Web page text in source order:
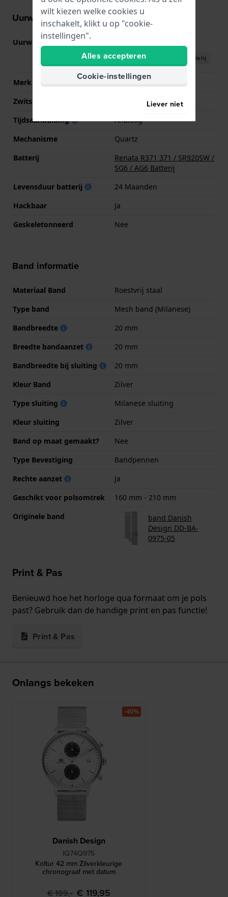
Uurwerk informatie
Uurwerk nr.
Download handboek (English)
Merk uurwerk
Seiko Instruments Inc.
Zwitsers uurwerk
Tijdsaanduiding
Analoog
Mechanisme
Quartz
Batterij
Renata R371 371 / SR920SW /
SG6 / AG6 Batterij
Levensduur batterij
24 Maanden
Hackbaar
Ja
Geskeletonneerd
Nee
Band informatie
Materiaal Band
Roestvrij staal
Type band
Mesh band (Milanese)
Bandbreedte
20 mm
Breedte bandaanzet
20 mm
Bandbreedte bij sluiting
20 mm
Kleur Band
Zilver
Type sluiting
Milanese sluiting
Kleur sluiting
Zilver
Band op maat gemaakt?
Nee
Type Bevestiging
Bandpennen
Rechte aanzet
Ja
Geschikt voor polsomtrek
160 mm - 210 mm
Originele band
band Danish
Design DD-BA-
0975-05
Print & Pas
Benieuwd hoe het horloge qua formaat om je pols
past? Gebruik dan de handige print en pas functie!
Print & Pas
Onlangs bekeken
Danish Design
IQ74Q975
Koltur 42 mm Zilverkleurige
chronograaf met datum
€ 199,- € 119,95
-40%
wilt kiezen welke cookies u
inschakelt, klikt u op "cookie-
instellingen".
Alles accepteren
Cookie-instellingen
Liever niet